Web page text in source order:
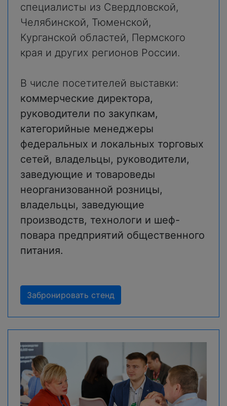
специалисты из Свердловской,
Челябинской, Тюменской,
Курганской областей, Пермского
края и других регионов России.
В числе посетителей выставки:
коммерческие директора,
руководители по закупкам,
категорийные менеджеры
федеральных и локальных торговых
сетей, владельцы, руководители,
заведующие и товароведы
неорганизованной розницы,
владельцы, заведующие
производств, технологи и шеф-
повара предприятий общественного
питания.
Забронировать стенд